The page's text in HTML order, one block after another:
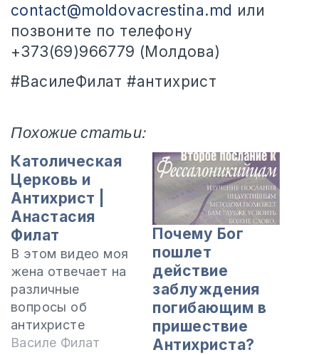
contact@moldovacrestina.md или
позвоните по телефону
+373(69)966779 (Молдова)
#ВасилеФилат #антихрист
Похожие статьи:
Католическая
Церковь и
Антихрист |
Анастасия
Филат
В этом видео моя
жена отвечает на
различные
вопросы об
aнтихристе
студентам в
Василе Филат
Почему Бог
пошлет
действие
заблуждения
погибающим в
пришествие
Антихриста?